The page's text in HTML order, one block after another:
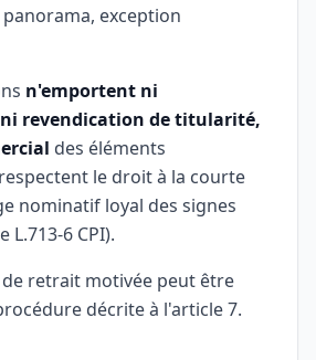
panorama, exception
n'emportent ni
revendication de titularité,
des éléments
le droit à la courte
nominatif loyal des signes
6 CPI).
retrait motivée peut être
décrite à l'article 7.